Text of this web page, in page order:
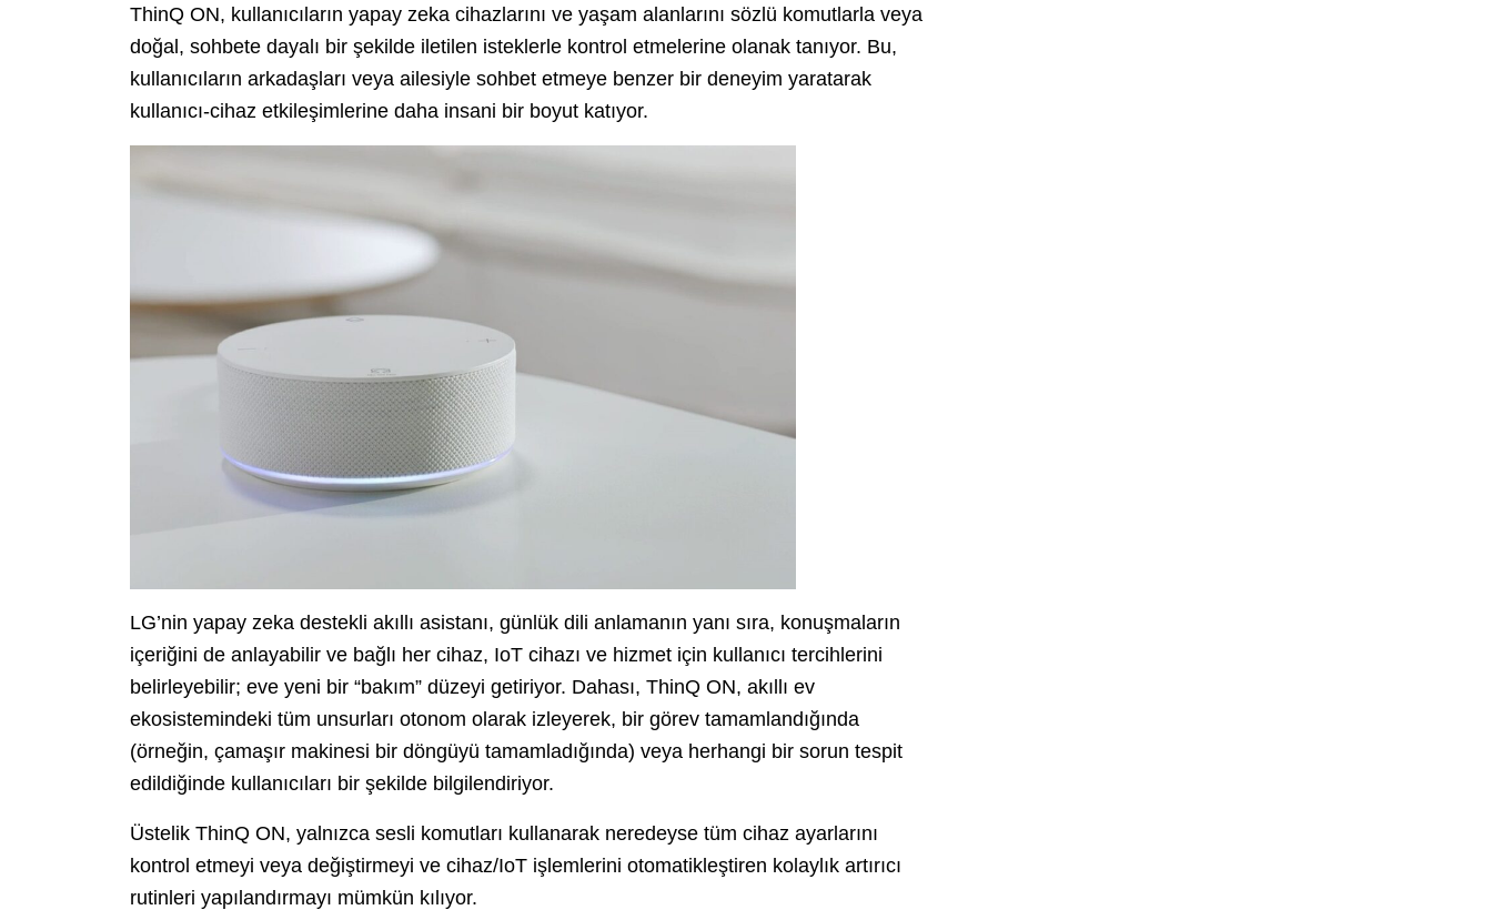
ThinQ ON, kullanıcıların yapay zeka cihazlarını ve yaşam alanlarını sözlü komutlarla veya
doğal, sohbete dayalı bir şekilde iletilen isteklerle kontrol etmelerine olanak tanıyor. Bu,
kullanıcıların arkadaşları veya ailesiyle sohbet etmeye benzer bir deneyim yaratarak
kullanıcı-cihaz etkileşimlerine daha insani bir boyut katıyor.
LG’nin yapay zeka destekli akıllı asistanı, günlük dili anlamanın yanı sıra, konuşmaların
içeriğini de anlayabilir ve bağlı her cihaz, IoT cihazı ve hizmet için kullanıcı tercihlerini
belirleyebilir; eve yeni bir “bakım” düzeyi getiriyor. Dahası, ThinQ ON, akıllı ev
ekosistemindeki tüm unsurları otonom olarak izleyerek, bir görev tamamlandığında
(örneğin, çamaşır makinesi bir döngüyü tamamladığında) veya herhangi bir sorun tespit
edildiğinde kullanıcıları bir şekilde bilgilendiriyor.
Üstelik ThinQ ON, yalnızca sesli komutları kullanarak neredeyse tüm cihaz ayarlarını
kontrol etmeyi veya değiştirmeyi ve cihaz/IoT işlemlerini otomatikleştiren kolaylık artırıcı
rutinleri yapılandırmayı mümkün kılıyor.